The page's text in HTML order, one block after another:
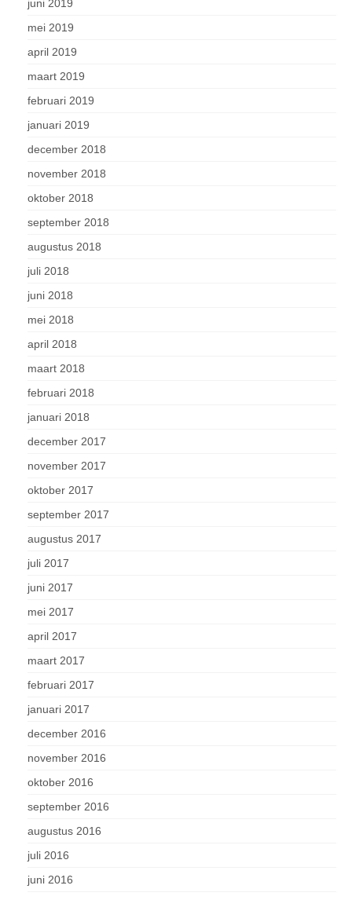
juni 2019
mei 2019
april 2019
maart 2019
februari 2019
januari 2019
december 2018
november 2018
oktober 2018
september 2018
augustus 2018
juli 2018
juni 2018
mei 2018
april 2018
maart 2018
februari 2018
januari 2018
december 2017
november 2017
oktober 2017
september 2017
augustus 2017
juli 2017
juni 2017
mei 2017
april 2017
maart 2017
februari 2017
januari 2017
december 2016
november 2016
oktober 2016
september 2016
augustus 2016
juli 2016
juni 2016